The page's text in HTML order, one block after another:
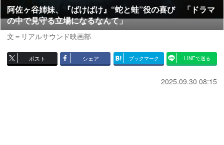
阿佐ヶ谷姉妹、『ばけばけ』“蛇と蛙”役の喜び 「ドラマ
の中で見守る立場になるなんて」
文＝リアルサウンド映画部
ポスト シェア ブックマーク LINEで送る
2025.09.30 08:15